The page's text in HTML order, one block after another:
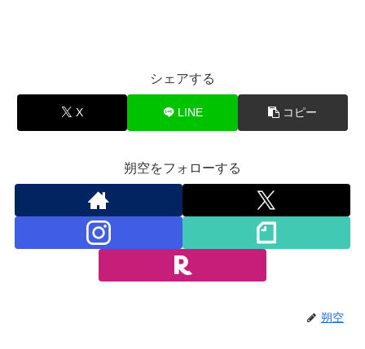
シェアする
X LINE コピー
朔空をフォローする
朔空